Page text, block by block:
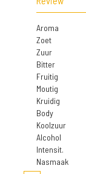
Aroma
Zoet
Zuur
Bitter
Fruitig
Moutig
Kruidig
Body
Koolzuur
Alcohol
Intensit.
Nasmaak